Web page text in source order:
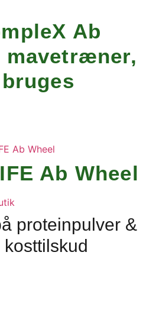
Ab
mavetræner,
Ab Wheel
proteinpulver &